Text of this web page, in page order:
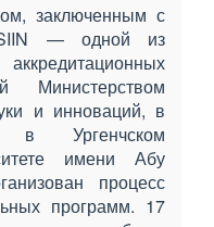
заключенным с
— одной из
Министерством
и инноваций, в
Ургенчском
имени Абу
процесс
программ. 17